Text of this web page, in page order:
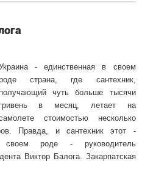
- единственная в своем
страна, где сантехник,
получающий чуть больше тысячи
гривень в месяц, летает на
стоимостью несколько
Правда, и сантехник этот -
своем роде - руководитель
Виктор Балога. Закарпатская